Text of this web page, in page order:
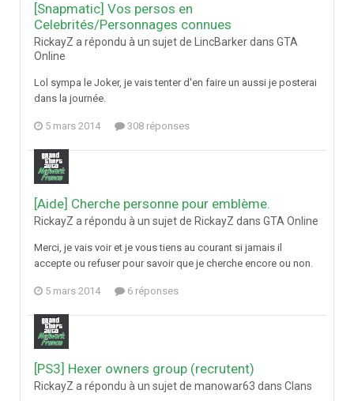
[Snapmatic] Vos persos en
Celebrités/Personnages connues
RickayZ a répondu à un sujet de LincBarker dans GTA
Online
Lol sympa le Joker, je vais tenter d'en faire un aussi je posterai
dans la journée.
5 mars 2014 308 réponses
[Aide] Cherche personne pour emblème.
RickayZ a répondu à un sujet de RickayZ dans GTA Online
Merci, je vais voir et je vous tiens au courant si jamais il
accepte ou refuser pour savoir que je cherche encore ou non.
5 mars 2014 6 réponses
[PS3] Hexer owners group (recrutent)
RickayZ a répondu à un sujet de manowar63 dans Clans